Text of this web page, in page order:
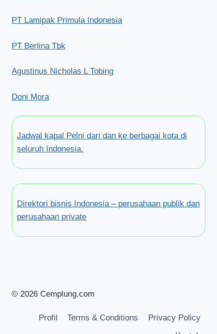
PT Lamipak Primula Indonesia
PT Berlina Tbk
Agustinus Nicholas L Tobing
Doni Mora
Jadwal kapal Pelni dari dan ke berbagai kota di
seluruh Indonesia.
Direktori bisnis Indonesia – perusahaan publik dan
perusahaan private
© 2026 Cemplung.com
Profil Terms & Conditions
Privacy Policy